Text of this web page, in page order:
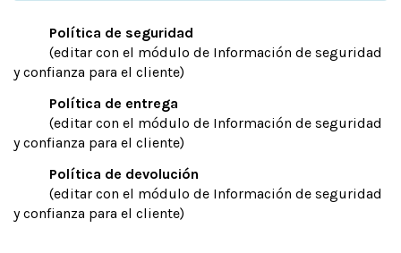
Política de seguridad
(editar con el módulo de Información de seguridad
y confianza para el cliente)
Política de entrega
(editar con el módulo de Información de seguridad
y confianza para el cliente)
Política de devolución
(editar con el módulo de Información de seguridad
y confianza para el cliente)